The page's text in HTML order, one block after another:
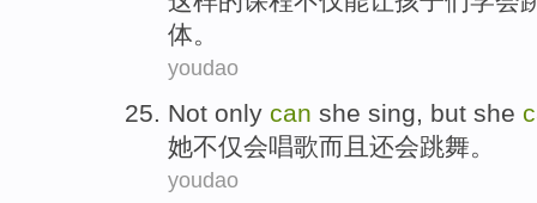
体。
youdao
Not only can she sing, but she
她不仅会唱歌而且 还会跳舞。
youdao